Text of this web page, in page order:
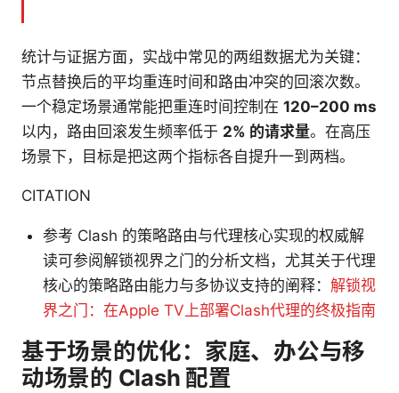
统计与证据方面，实战中常见的两组数据尤为关键：
节点替换后的平均重连时间和路由冲突的回滚次数。
一个稳定场景通常能把重连时间控制在 120–200 ms
以内，路由回滚发生频率低于 2% 的请求量。在高压
场景下，目标是把这两个指标各自提升一到两档。
CITATION
参考 Clash 的策略路由与代理核心实现的权威解
读可参阅解锁视界之门的分析文档，尤其关于代理
核心的策略路由能力与多协议支持的阐释： 解锁视
界之门：在Apple TV上部署Clash代理的终极指南
基于场景的优化：家庭、办公与移
动场景的 Clash 配置